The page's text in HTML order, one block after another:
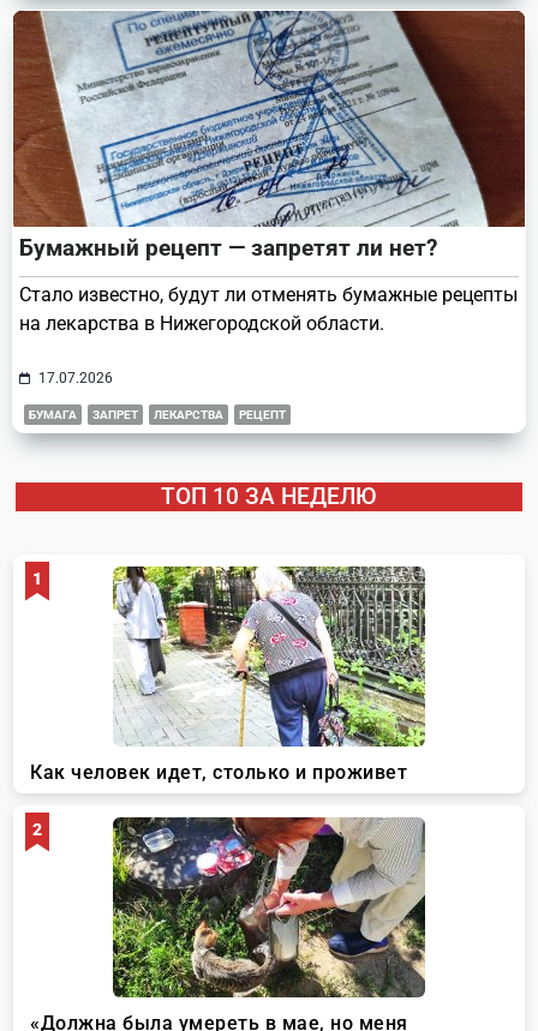
Бумажный рецепт — запретят ли нет?
Стало известно, будут ли отменять бумажные рецепты
на лекарства в Нижегородской области.
17.07.2026
БУМАГА ЗАПРЕТ ЛЕКАРСТВА РЕЦЕПТ
ТОП 10 ЗА НЕДЕЛЮ